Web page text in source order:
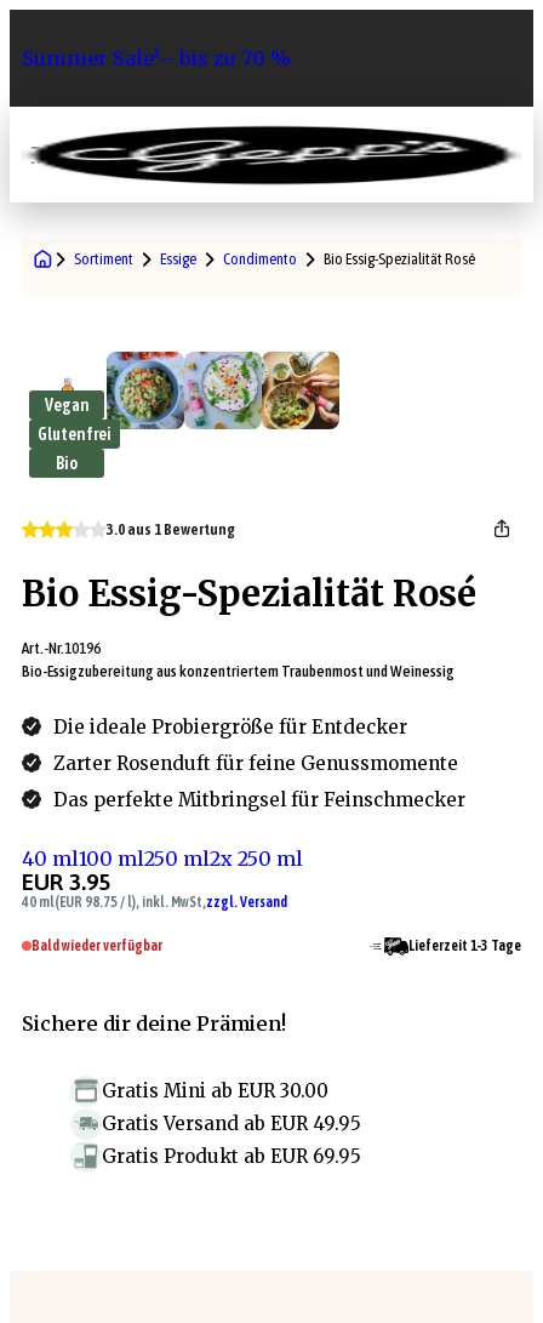
Summer Sale¹– bis zu 70 %
0
Sortiment Essige Condimento Bio Essig-Spezialität Rosé
Vegan
Glutenfrei
Bio
3.0 aus 1 Bewertung
Bio Essig-Spezialität Rosé
Art.-Nr.10196
Bio-Essigzubereitung aus konzentriertem Traubenmost und Weinessig
Die ideale Probiergröße für Entdecker
Zarter Rosenduft für feine Genussmomente
Das perfekte Mitbringsel für Feinschmecker
40 ml100 ml250 ml2x 250 ml
EUR 3.95
40 ml(EUR 98.75 / l), inkl. MwSt,zzgl. Versand
Bald wieder verfügbar Lieferzeit 1-3 Tage
Sichere dir deine Prämien!
Gratis Mini ab EUR 30.00
Gratis Versand ab EUR 49.95
Gratis Produkt ab EUR 69.95